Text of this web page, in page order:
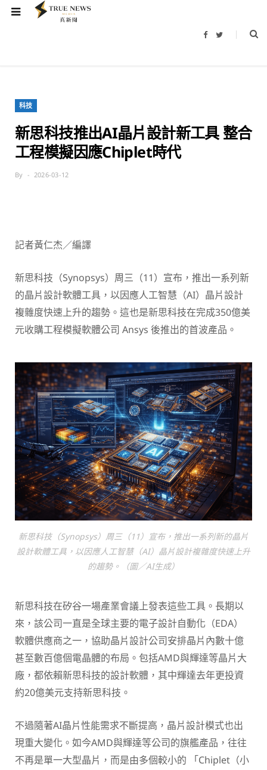
F
b
T
t
科技
新思科技推出AI晶片設計新工具 整合
工程模擬因應Chiplet時代
By 2026-03-12
記者黃仁杰／編譯
新思科技（Synopsys） 周三（11）宣布，推出一系列新
的晶片設計軟體工具，以因應人工智慧（AI）晶片設計
複雜度快速上升的趨勢。這也是新思科技在完成350億美
元收購工程模擬軟體公司 Ansys 後推出的首波產品。
新思科技（Synopsys）周三（11）宣布，推出一系列新的晶片
設計軟體工具，以因應人工智慧（AI）晶片設計複雜度快速上升
的趨勢。（圖／AI生成）
新思科技在矽谷一場產業會議上發表這些工具。長期以
來，該公司一直是全球主要的電子設計自動化（EDA）
軟體供應商之一，協助晶片設計公司安排晶片內數十億
甚至數百億個電晶體的布局。包括AMD與輝達等晶片大
廠，都依賴新思科技的設計軟體，其中輝達去年更投資
約20億美元支持新思科技。
不過隨著AI晶片性能需求不斷提高，晶片設計模式也出
現重大變化。如今AMD與輝達等公司的旗艦產品，往往
不再是單一大型晶片，而是由多個較小的 「Chiplet（小